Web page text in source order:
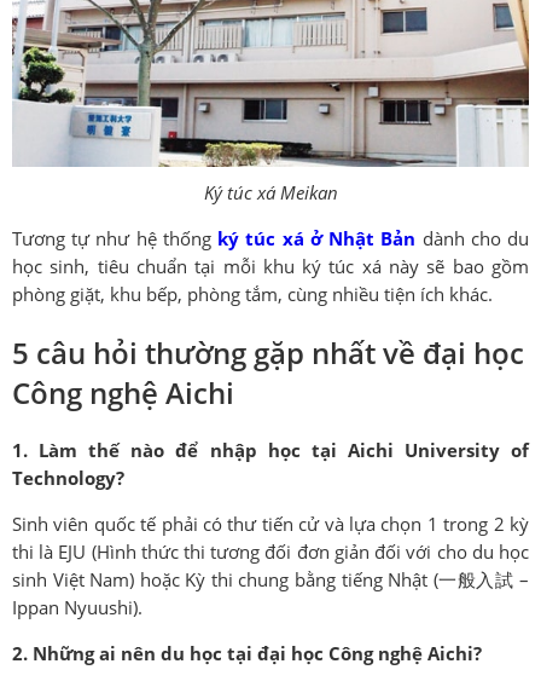
Ký túc xá Meikan
Tương tự như hệ thống ký túc xá ở Nhật Bản dành cho du
học sinh, tiêu chuẩn tại mỗi khu ký túc xá này sẽ bao gồm
phòng giặt, khu bếp, phòng tắm, cùng nhiều tiện ích khác.
5 câu hỏi thường gặp nhất về đại học
Công nghệ Aichi
1. Làm thế nào để nhập học tại Aichi University of
Technology?
Sinh viên quốc tế phải có thư tiến cử và lựa chọn 1 trong 2 kỳ
thi là EJU (Hình thức thi tương đối đơn giản đối với cho du học
sinh Việt Nam) hoặc Kỳ thi chung bằng tiếng Nhật (一般入試 –
Ippan Nyuushi).
2. Những ai nên du học tại đại học Công nghệ Aichi?